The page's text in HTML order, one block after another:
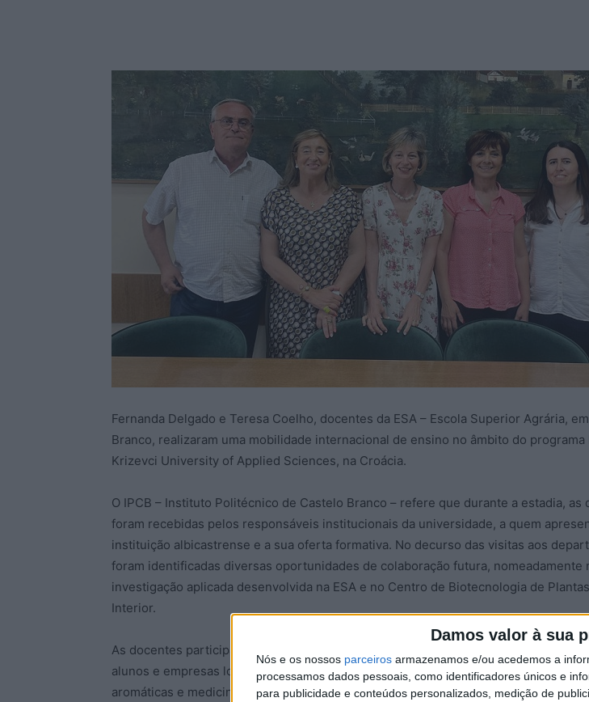
Damos valor à sua
Nós e os nossos parceiros armazenamos e/ou acedemos a
processamos dados pessoais, como identificadores únicos e
para publicidade e conteúdos personalizados, medição de
Fernanda Delgado e Teresa Coelho, docentes da ESA – Escola Superior Agrária,
Branco, realizaram uma mobilidade internacional de ensino no âmbito do programa
Krizevci University of Applied Sciences, na Croácia.
O IPCB – Instituto Politécnico de Castelo Branco – refere que durante a estadia, as
foram recebidas pelos responsáveis institucionais da universidade, a quem
instituição albicastrense e a sua oferta formativa. No decurso das visitas aos
foram identificadas diversas oportunidades de colaboração futura, nomeadamente
investigação aplicada desenvolvida na ESA e no Centro de Biotecnologia de
Interior.
As docentes participaram ainda nas atividades de um dia aberto da universidade,
alunos e empresas locais, e dinamizaram sessões de ensino nas áreas da
aromáticas e medicinais na dieta mediterrânica, dos metabolitos secundários como